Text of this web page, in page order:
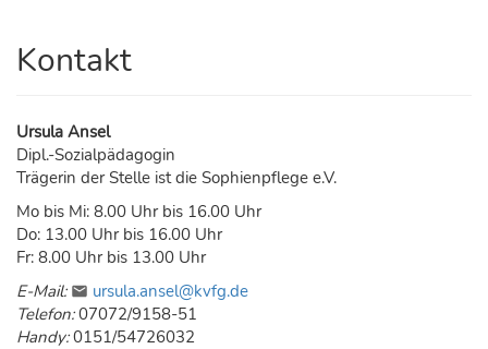
Kontakt
Ursula Ansel
Dipl.-Sozialpädagogin
Trägerin der Stelle ist die Sophienpflege e.V.
Mo bis Mi: 8.00 Uhr bis 16.00 Uhr
Do: 13.00 Uhr bis 16.00 Uhr
Fr: 8.00 Uhr bis 13.00 Uhr
E-Mail:
ursula.ansel@kvfg.de
Telefon:07072/9158-51
Handy:0151/54726032